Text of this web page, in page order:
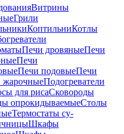
Витрины
Грили
КоптильниКотлы
Печи дровяныеПечи
Печи
Печи подовыеПечи
жарочныеПодогреватели
для рисаСковороды
опрокидываемыеСтолы
Термостаты су-
Шкафы